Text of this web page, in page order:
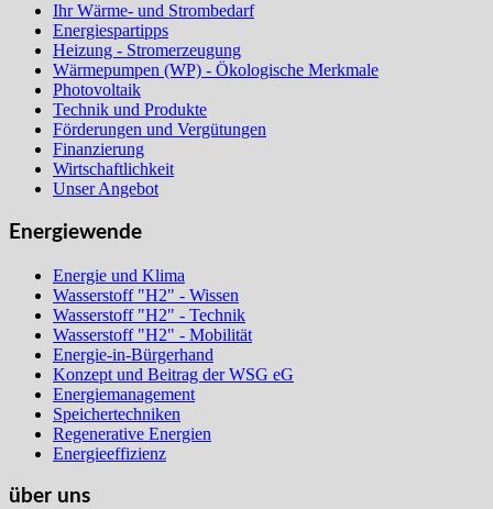
Ihr Wärme- und Strombedarf
Energiespartipps
Heizung - Stromerzeugung
Wärmepumpen (WP) - Ökologische Merkmale
Photovoltaik
Technik und Produkte
Förderungen und Vergütungen
Finanzierung
Wirtschaftlichkeit
Unser Angebot
Energiewende
Energie und Klima
Wasserstoff "H2" - Wissen
Wasserstoff "H2" - Technik
Wasserstoff "H2" - Mobilität
Energie-in-Bürgerhand
Konzept und Beitrag der WSG eG
Energiemanagement
Speichertechniken
Regenerative Energien
Energieeffizienz
über uns